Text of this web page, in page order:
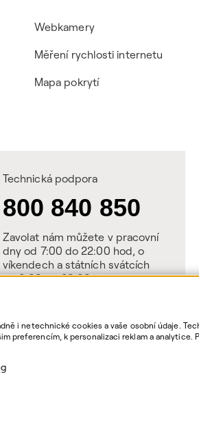
i netechnické cookies a vaše osobní údaje.
preferencím, k personalizaci reklam a analytice.
Webkamery
Měření rychlosti internetu
Mapa pokrytí
Technická podpora
800 840 850
Zavolat nám můžete v pracovní
dny od 7:00 do 22:00 hod, o
víkendech a státních svátcích
od 8:00 do 20:00 hod.